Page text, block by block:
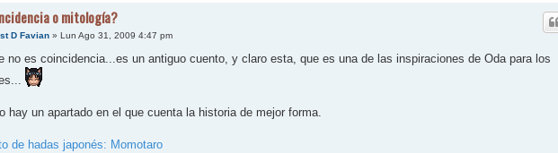
o mitología?
D Favian» Lun Ago 31, 2009 4:47 pm
no es coincidencia...es un antiguo cuento, y claro esta, que es una de las inspiraciones de Oda para los
hay un apartado en el que cuenta la historia de mejor forma.
de hadas japonés: Momotaro